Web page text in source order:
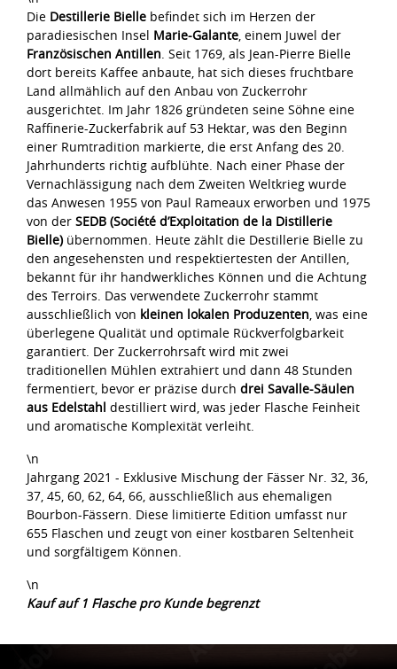
Die Destillerie Bielle befindet sich im Herzen der
paradiesischen Insel Marie-Galante, einem Juwel der
Französischen Antillen. Seit 1769, als Jean-Pierre Bielle
dort bereits Kaffee anbaute, hat sich dieses fruchtbare
Land allmählich auf den Anbau von Zuckerrohr
ausgerichtet. Im Jahr 1826 gründeten seine Söhne eine
Raffinerie-Zuckerfabrik auf 53 Hektar, was den Beginn
einer Rumtradition markierte, die erst Anfang des 20.
Jahrhunderts richtig aufblühte. Nach einer Phase der
Vernachlässigung nach dem Zweiten Weltkrieg wurde
das Anwesen 1955 von Paul Rameaux erworben und 1975
von der SEDB (Société d’Exploitation de la Distillerie
Bielle)übernommen. Heute zählt die Destillerie Bielle zu
den angesehensten und respektiertesten der Antillen,
bekannt für ihr handwerkliches Können und die Achtung
des Terroirs. Das verwendete Zuckerrohr stammt
ausschließlich von kleinen lokalen Produzenten, was eine
überlegene Qualität und optimale Rückverfolgbarkeit
garantiert. Der Zuckerrohrsaft wird mit zwei
traditionellen Mühlen extrahiert und dann 48 Stunden
fermentiert, bevor er präzise durch drei Savalle-Säulen
aus Edelstahl destilliert wird, was jeder Flasche Feinheit
und aromatische Komplexität verleiht.
\n
Jahrgang 2021 - Exklusive Mischung der Fässer Nr. 32, 36,
37, 45, 60, 62, 64, 66, ausschließlich aus ehemaligen
Bourbon-Fässern. Diese limitierte Edition umfasst nur
655 Flaschen und zeugt von einer kostbaren Seltenheit
und sorgfältigem Können.
\n
Kauf auf 1 Flasche pro Kunde begrenzt